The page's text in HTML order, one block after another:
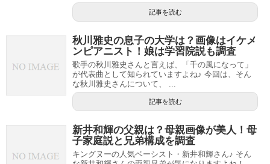
記事を読む
秋川雅史の息子の大学は？画像はイケメ
ンピアニスト！娘は学習院説も調査
歌手の秋川雅史さんと言えば、「千の風になって」
が代表曲として知られていますよね♪ 今回は、そん
な秋川雅史さんについて、 ...
記事を読む
新井和輝の父親は？母親画像が美人！母
子家庭説と兄弟構成を調査
キングヌーの人気ベーシスト・新井和輝さん♪ そん